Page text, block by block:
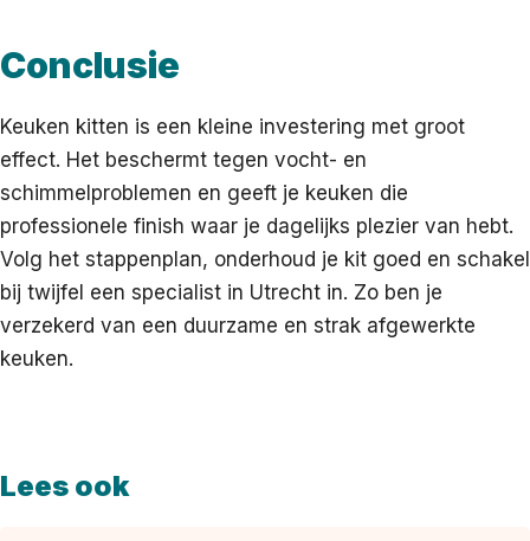
Conclusie
Keuken kitten is een kleine investering met groot
effect. Het beschermt tegen vocht- en
schimmelproblemen en geeft je keuken die
professionele finish waar je dagelijks plezier van hebt.
Volg het stappenplan, onderhoud je kit goed en schakel
bij twijfel een specialist in Utrecht in. Zo ben je
verzekerd van een duurzame en strak afgewerkte
keuken.
Lees ook